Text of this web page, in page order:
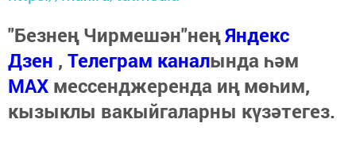
"Безнең Чирмешән"неңЯндекс
Дзен , Телеграм каналында һәм
МАХ мессенджеренда иң мөһим,
кызыклы вакыйгаларны күзәтегез.